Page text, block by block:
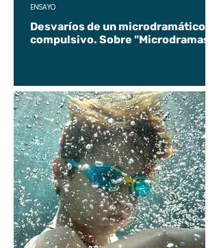
Desvaríos de un microdramático
compulsivo. Sobre "Microdramas".
ENSAYO